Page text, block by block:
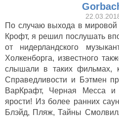
По случаю выхода в мировой
Крофт, я решил послушать
от нидерландского
Холкенборга, известного
слышали в таких фильмах,
Справедливости и Бэтмен
ВарКрафт, Черная Месса
ярости! Из более ранних
Блэйд, Пляж, Тайны